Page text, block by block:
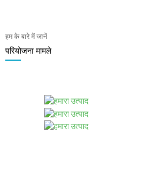
हम के बारे में जानें
परियोजना मामले